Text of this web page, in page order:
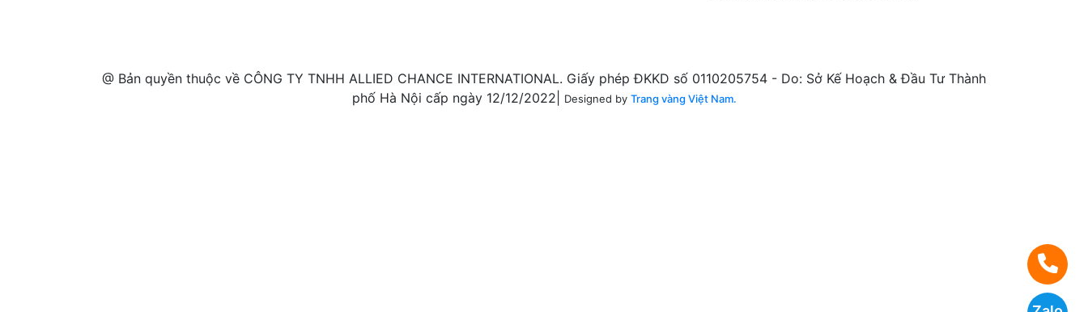
@ Bản quyền thuộc về CÔNG TY TNHH ALLIED CHANCE INTERNATIONAL. Giấy phép ĐKKD số 0110205754 - Do: Sở Kế Hoạch & Đầu Tư Thành
phố Hà Nội cấp ngày 12/12/2022|
Designed by Trang vàng Việt Nam.